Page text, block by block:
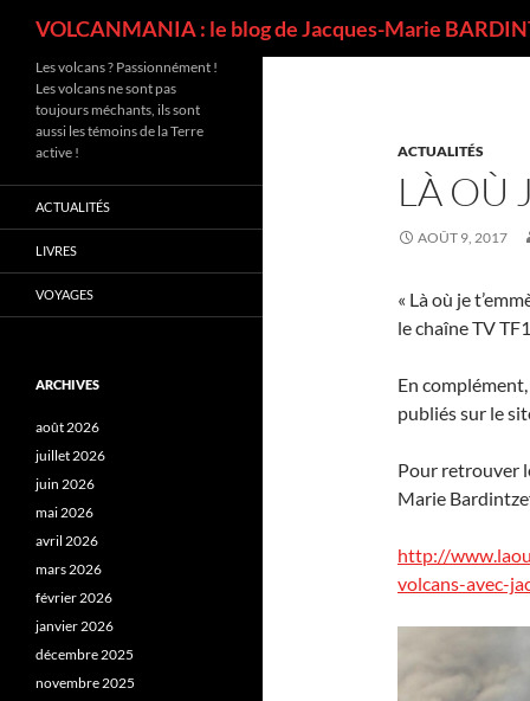
VOLCANMANIA : le blog de Jacques-Marie
ACTUALITÉS
LÀ OÙ
AOÛT 9, 2017
« Là où je
le chaîne TV
En
publiés sur le
Pour retrouver
Marie
http://
volcans-avec-
Les volcans ? Passionnément !
Les volcans ne sont pas
toujours méchants, ils sont
aussi les témoins de la Terre
active !
ACTUALITÉS
LIVRES
VOYAGES
ARCHIVES
août 2026
juillet 2026
juin 2026
mai 2026
avril 2026
mars 2026
février 2026
janvier 2026
décembre 2025
novembre 2025